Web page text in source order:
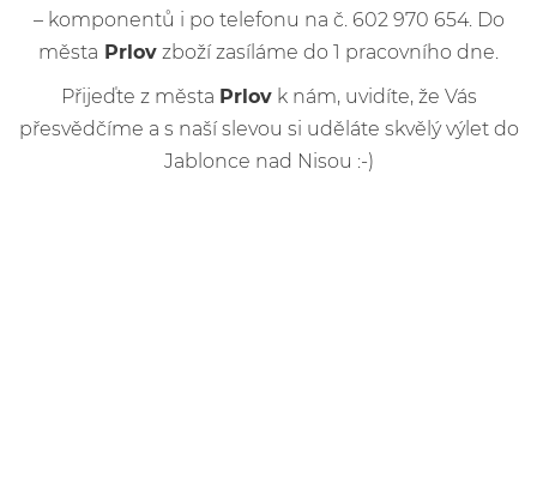
– komponentů i po telefonu na č. 602 970 654. Do
města Prlov zboží zasíláme do 1 pracovního dne.
Přijeďte z města Prlovk nám, uvidíte, že Vás
přesvědčíme a s naší slevou si uděláte skvělý výlet do
Jablonce nad Nisou :-)